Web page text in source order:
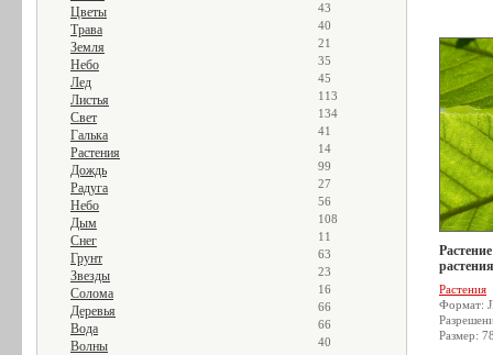
Цветы 43
Трава 40
Земля 21
Небо 35
Лед 45
Листья 113
Свет 134
Галька 41
Растения 14
Дождь 99
Радуга 27
Небо 56
Дым 108
Снег 11
Грунт 63
Звезды 23
Солома 16
Деревья 66
Вода 66
Волны 40
Растения
Формат:
Размер: